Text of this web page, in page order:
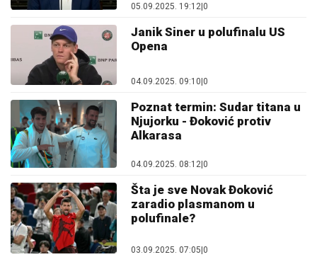
05.09.2025. 19:12|0
Janik Siner u polufinalu US
Opena
04.09.2025. 09:10 0
Poznat termin: Sudar titana u
Njujorku - Đoković protiv
Alkarasa
04.09.2025. 08:12|0
Šta je sve Novak Đoković
zaradio plasmanom u
polufinale?
03.09.2025. 07:05 0